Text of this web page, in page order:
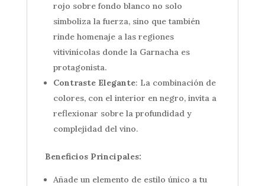
rojo sobre fondo blanco no solo
simboliza la fuerza, sino que también
rinde homenaje a las regiones
vitivinícolas donde la Garnacha es
protagonista.
Contraste Elegante: La combinación de
colores, con el interior en negro, invita a
reflexionar sobre la profundidad y
complejidad del vino.
Beneficios Principales:
Añade un elemento de estilo único a tu